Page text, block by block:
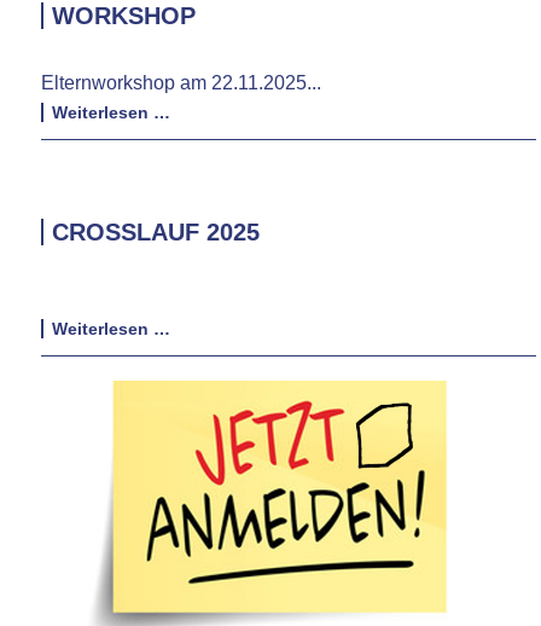
WORKSHOP
Elternworkshop am 22.11.2025...
Weiterlesen …
CROSSLAUF 2025
Weiterlesen …
2025